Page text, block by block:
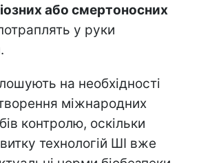
або смертоносних
у руки
на необхідності
міжнародних
контролю, оскільки
технологій ШІ вже